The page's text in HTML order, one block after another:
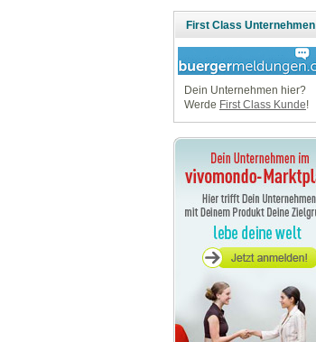
First Class Unternehmen
Dein Unternehmen hier?
Werde First Class Kunde!